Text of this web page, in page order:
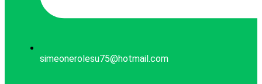
simeonerolesu75@hotmail.com